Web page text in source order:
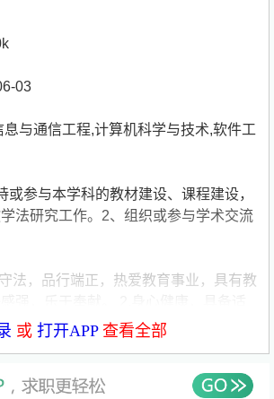
03
与通信工程,计算机科学与技术,软件工
或参与本学科的教材建设、课程建设，
法研究工作。2、组织或参与学术交流
法，品行端正，热爱教育事业，具有教
质。 3.具有扎实的理论基础，较强的
生干部经历者优先。
或 打开APP查看全部